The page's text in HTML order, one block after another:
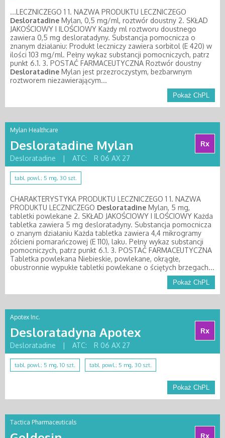
...LECZNICZEGO 1 1. NAZWA PRODUKTU LECZNICZEGO
Desloratadine Mylan, 0,5 mg/ml, roztwór doustny 2. SKŁAD
JAKOŚCIOWY I ILOŚCIOWY Każdy ml roztworu doustnego
zawiera 0,5 mg desloratadyny. Substancja pomocnicza o
znanym działaniu: Produkt leczniczy zawiera sorbitol (E 420) w
ilości 103 mg/ml. Pełny wykaz substancji pomocniczych, patrz
punkt 6.1. 3. POSTAĆ FARMACEUTYCZNA Roztwór doustny
Desloratadine Mylan jest przezroczystym, bezbarwnym
roztworem niezawierającym...
Pokaż ChPL
Mylan Healthcare
Desloratadine Mylan
Rx
Desloratadine
| ATC: R 06 AX 27
tabl. powl.; 5 mg, 30 szt.
CHARAKTERYSTYKA PRODUKTU LECZNICZEGO 1 1. NAZWA
PRODUKTU LECZNICZEGO Desloratadine Mylan, 5 mg,
tabletki powlekane 2. SKŁAD JAKOŚCIOWY I ILOŚCIOWY Każda
tabletka zawiera 5 mg desloratadyny. Substancja pomocnicza
o znanym działaniu Każda tabletka zawiera 4,4 mikrogramy
żółcieni pomarańczowej (E 110), laku. Pełny wykaz substancji
pomocniczych, patrz punkt 6.1. 3. POSTAĆ FARMACEUTYCZNA
Tabletka powlekana Niebieskie, powlekane, okrągłe,
obustronnie wypukłe tabletki powlekane o ściętych brzegach...
Pokaż ChPL
Apotex Inc.
Desloratadyna Apotex
Rx
Desloratadine
| ATC: R 06 AX 27
tabl. powl.; 5 mg, 10 szt. tabl. powl.; 5 mg, 30 szt.
Pokaż ChPL
Tactica Pharmaceuticals
Rx